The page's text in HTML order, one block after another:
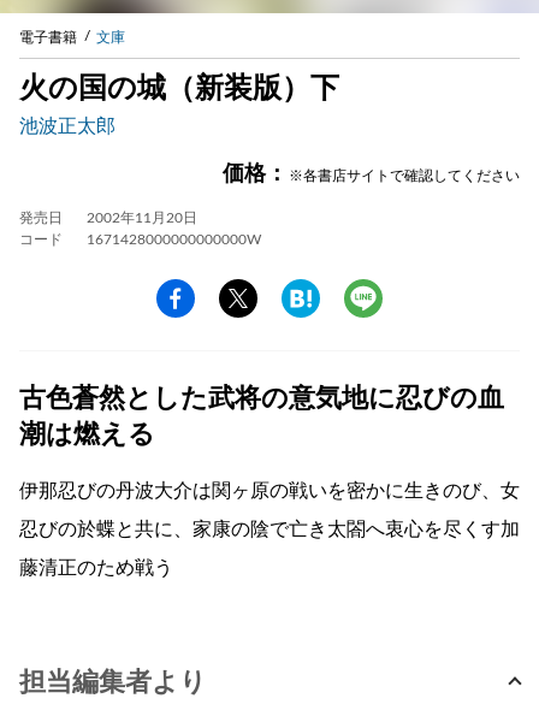
電子書籍 文庫
火の国の城（新装版）下
池波正太郎
価格： ※各書店サイトで確認してください
発売日
2002年11月20日
コード
1671428000000000000W
古色蒼然とした武将の意気地に忍びの血
潮は燃える
伊那忍びの丹波大介は関ヶ原の戦いを密かに生きのび、女
忍びの於蝶と共に、家康の陰で亡き太閤へ衷心を尽くす加
藤清正のため戦う
担当編集者より